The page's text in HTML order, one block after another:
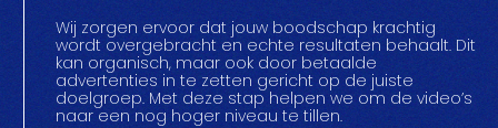
Wij zorgen ervoor dat jouw boodschap krachtig
wordt overgebracht en echte resultaten behaalt. Dit
kan organisch, maar ook door betaalde
advertenties in te zetten gericht op de juiste
doelgroep. Met deze stap helpen we om de video’s
naar een nog hoger niveau te tillen.